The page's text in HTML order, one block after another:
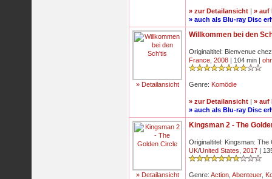
» zur Detailansicht | » auf
» auch als Blu-ray Disc
» Detailansicht
Willkommen bei den
Originaltitel: Bienvenue
France 2008 | 104 min |
Genre: Komödie
» zur Detailansicht | » auf
» auch als Blu-ray Disc
» Detailansicht
Kingsman 2 - The
Originaltitel: Kingsman: The
UK/United States 2017 |
Genre: Action Abenteuer,